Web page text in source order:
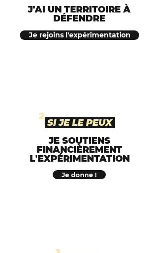
J'AI UN TERRITOIRE À
DÉFENDRE
Je rejoins l'expérimentation
2
SI JE LE PEUX
JE SOUTIENS
FINANCIÈREMENT
L'EXPÉRIMENTATION
Je donne !